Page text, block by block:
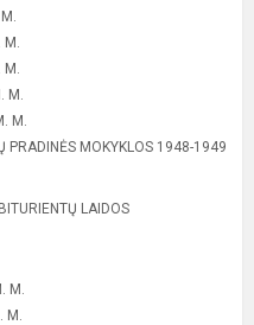
M.
M.
M.
M.
PRADINĖS MOKYKLOS 1948-1949
LAIDOS
M.
M.